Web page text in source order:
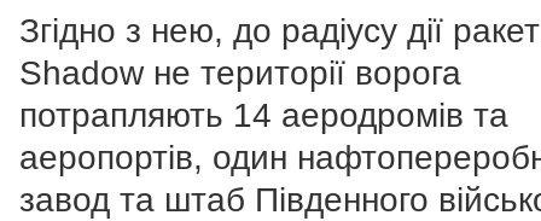
Згідно з нею, до радіусу дії
Shadow не території ворога
потрапляють 14 аеродромів та
аеропортів, один
завод та штаб Південного